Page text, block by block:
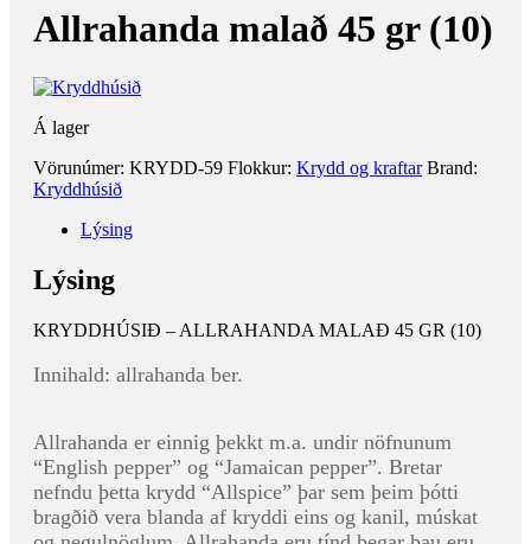
Allrahanda malað 45 gr (10)
Á lager
Vörunúmer: KRYDD-59 Flokkur: Krydd og kraftar Brand:
Kryddhúsið
Lýsing
Lýsing
KRYDDHÚSIÐ – ALLRAHANDA MALAÐ 45 GR (10)
Innihald: allrahanda ber.
Allrahanda er einnig þekkt m.a. undir nöfnunum
“English pepper” og “Jamaican pepper”. Bretar
nefndu þetta krydd “Allspice” þar sem þeim þótti
bragðið vera blanda af kryddi eins og kanil, múskat